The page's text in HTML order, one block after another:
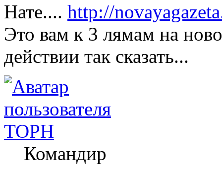
Нате.... http://
Это вам к 3 лямам на
действии так сказать...
ТОРН
Командир